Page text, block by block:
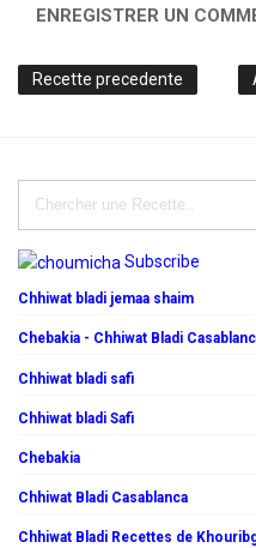
ENREGISTRER UN
Recette precedente
Subscribe
Chhiwat bladi jemaa shaim
Chebakia - Chhiwat Bladi
Chhiwat bladi safi
Chhiwat bladi Safi
Chebakia
Chhiwat Bladi Casablanca
Chhiwat Bladi Recettes de